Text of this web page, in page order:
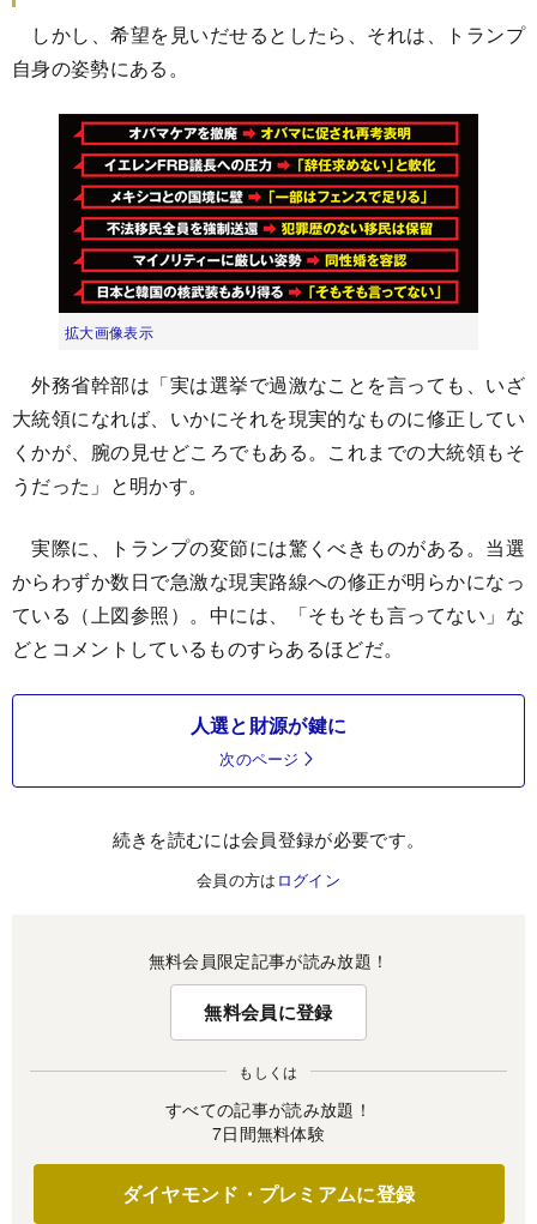
しかし、希望を見いだせるとしたら、それは、トランプ
自身の姿勢にある。
拡大画像表示
外務省幹部は「実は選挙で過激なことを言っても、いざ
大統領になれば、いかにそれを現実的なものに修正してい
くかが、腕の見せどころでもある。これまでの大統領もそ
うだった」と明かす。
実際に、トランプの変節には驚くべきものがある。当選
からわずか数日で急激な現実路線への修正が明らかになっ
ている（上図参照）。中には、「そもそも言ってない」な
どとコメントしているものすらあるほどだ。
人選と財源が鍵に
次のページ
続きを読むには会員登録が必要です。
会員の方は ログイン
無料会員限定記事が読み放題！
無料会員に登録
もしくは
すべての記事が読み放題！
7日間無料体験
ダイヤモンド・プレミアムに登録